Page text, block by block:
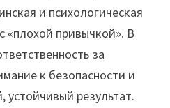
и психологическая
«плохой привычкой». В
за
к безопасности и
устойчивый результат.